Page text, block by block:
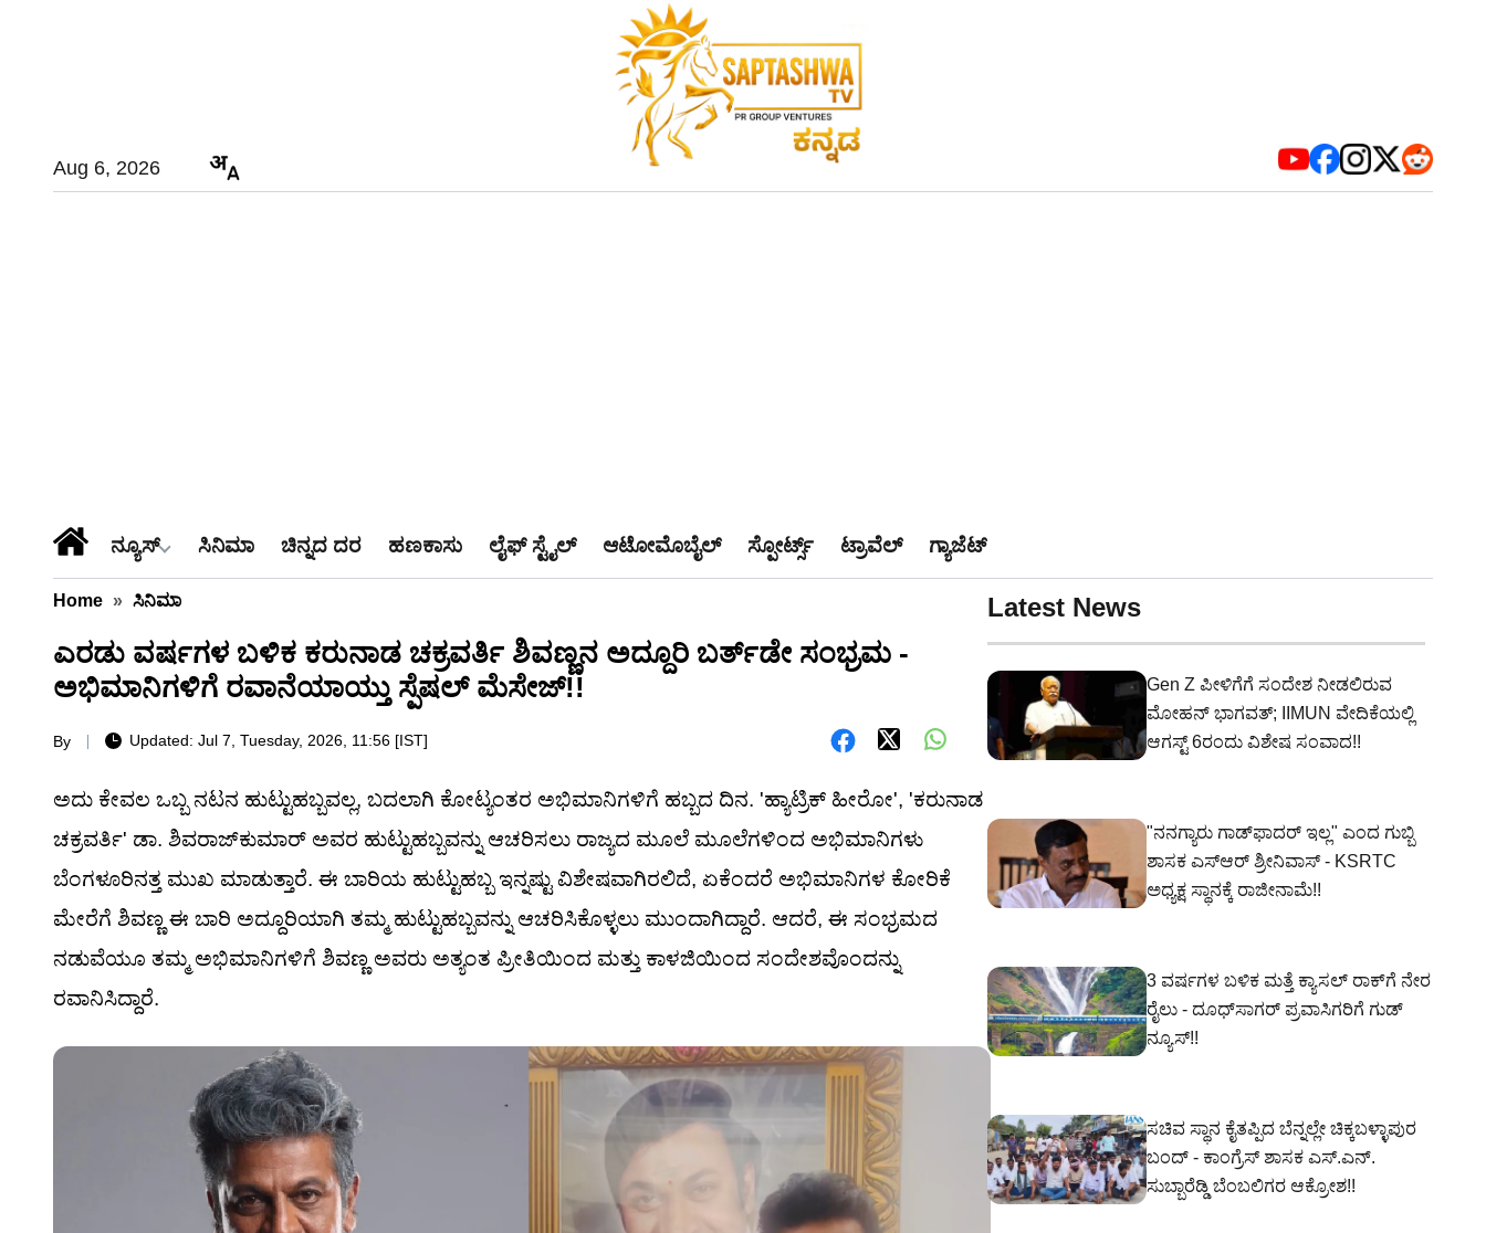
Aug 6, 2026
ನ್ಯೂಸ್ ಸಿನಿಮಾ ಚಿನ್ನದ ದರ ಹಣಕಾಸು ಲೈಫ್ ಸ್ಟೈಲ್ ಆಟೋಮೊಬೈಲ್ ಸ್ಪೋರ್ಟ್ಸ್ ಟ್ರಾವೆಲ್ ಗ್ಯಾಜೆಟ್
Home » ಸಿನಿಮಾ
ಎರಡು ವರ್ಷಗಳ ಬಳಿಕ ಕರುನಾಡ ಚಕ್ರವರ್ತಿ ಶಿವಣ್ಣನ ಅದ್ದೂರಿ ಬರ್ತ್‌ಡೇ ಸಂಭ್ರಮ -
ಅಭಿಮಾನಿಗಳಿಗೆ ರವಾನೆಯಾಯ್ತು ಸ್ಪೆಷಲ್ ಮೆಸೇಜ್!!
By Updated: Jul 7, Tuesday, 2026, 11:56 [IST]
ಅದು ಕೇವಲ ಒಬ್ಬ ನಟನ ಹುಟ್ಟುಹಬ್ಬವಲ್ಲ, ಬದಲಾಗಿ ಕೋಟ್ಯಂತರ ಅಭಿಮಾನಿಗಳಿಗೆ ಹಬ್ಬದ ದಿನ. 'ಹ್ಯಾಟ್ರಿಕ್ ಹೀರೋ', 'ಕರುನಾಡ
ಚಕ್ರವರ್ತಿ' ಡಾ. ಶಿವರಾಜ್‌ಕುಮಾರ್ ಅವರ ಹುಟ್ಟುಹಬ್ಬವನ್ನು ಆಚರಿಸಲು ರಾಜ್ಯದ ಮೂಲೆ ಮೂಲೆಗಳಿಂದ ಅಭಿಮಾನಿಗಳು
ಬೆಂಗಳೂರಿನತ್ತ ಮುಖ ಮಾಡುತ್ತಾರೆ. ಈ ಬಾರಿಯ ಹುಟ್ಟುಹಬ್ಬ ಇನ್ನಷ್ಟು ವಿಶೇಷವಾಗಿರಲಿದೆ, ಏಕೆಂದರೆ ಅಭಿಮಾನಿಗಳ ಕೋರಿಕೆ
ಮೇರೆಗೆ ಶಿವಣ್ಣ ಈ ಬಾರಿ ಅದ್ದೂರಿಯಾಗಿ ತಮ್ಮ ಹುಟ್ಟುಹಬ್ಬವನ್ನು ಆಚರಿಸಿಕೊಳ್ಳಲು ಮುಂದಾಗಿದ್ದಾರೆ. ಆದರೆ, ಈ ಸಂಭ್ರಮದ
ನಡುವೆಯೂ ತಮ್ಮ ಅಭಿಮಾನಿಗಳಿಗೆ ಶಿವಣ್ಣ ಅವರು ಅತ್ಯಂತ ಪ್ರೀತಿಯಿಂದ ಮತ್ತು ಕಾಳಜಿಯಿಂದ ಸಂದೇಶವೊಂದನ್ನು
ರವಾನಿಸಿದ್ದಾರೆ.
Latest News
Gen Z ಪೀಳಿಗೆಗೆ ಸಂದೇಶ ನೀಡಲಿರುವ
ಮೋಹನ್ ಭಾಗವತ್; IIMUN ವೇದಿಕೆಯಲ್ಲಿ
ಆಗಸ್ಟ್ 6ರಂದು ವಿಶೇಷ ಸಂವಾದ!!
"ನನಗ್ಯಾರು ಗಾಡ್‌ಫಾದರ್ ಇಲ್ಲ" ಎಂದ ಗುಬ್ಬಿ
ಶಾಸಕ ಎಸ್‌ಆರ್‌ ಶ್ರೀನಿವಾಸ್‌ - KSRTC
ಅಧ್ಯಕ್ಷ ಸ್ಥಾನಕ್ಕೆ ರಾಜೀನಾಮೆ!!
3 ವರ್ಷಗಳ ಬಳಿಕ ಮತ್ತೆ ಕ್ಯಾಸಲ್ ರಾಕ್‌ಗೆ ನೇರ
ರೈಲು - ದೂಧ್‌ಸಾಗರ್ ಪ್ರವಾಸಿಗರಿಗೆ ಗುಡ್
ನ್ಯೂಸ್!!
ಸಚಿವ ಸ್ಥಾನ ಕೈತಪ್ಪಿದ ಬೆನ್ನಲ್ಲೇ ಚಿಕ್ಕಬಳ್ಳಾಪುರ
ಬಂದ್ - ಕಾಂಗ್ರೆಸ್ ಶಾಸಕ ಎಸ್‌.ಎನ್‌.
ಸುಬ್ಬಾರೆಡ್ಡಿ ಬೆಂಬಲಿಗರ ಆಕ್ರೋಶ!!